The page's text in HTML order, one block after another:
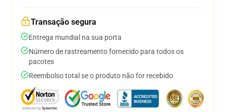
Transação segura
Entrega mundial na sua porta
Número de rastreamento fornecido para todos os
pacotes
Reembolso total se o produto não for recebido